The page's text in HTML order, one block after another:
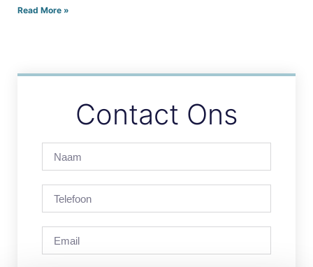
Read More »
Contact Ons